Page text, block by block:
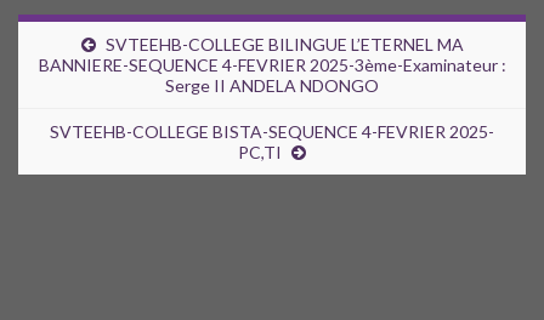
SVTEEHB-COLLEGE BILINGUE L’ETERNEL MA
BANNIERE-SEQUENCE 4-FEVRIER 2025-3ème-Examinateur :
Serge II ANDELA NDONGO
SVTEEHB-COLLEGE BISTA-SEQUENCE 4-FEVRIER 2025-
PC,TI